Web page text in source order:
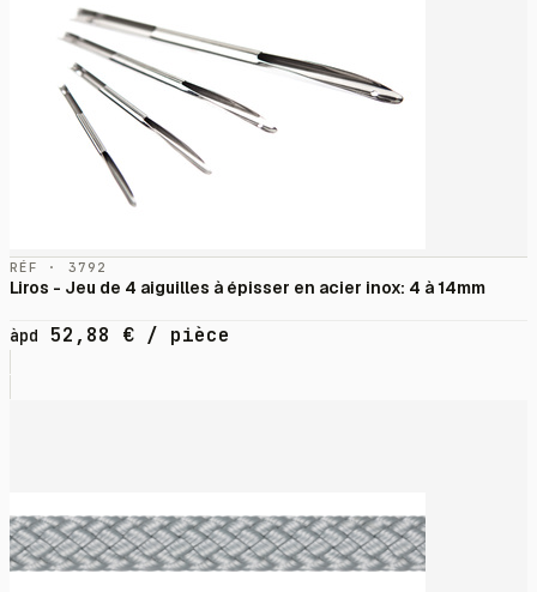
RÉF · 3792
Liros - Jeu de 4 aiguilles à épisser en acier inox: 4 à 14mm
àpd 52,88 € / pièce